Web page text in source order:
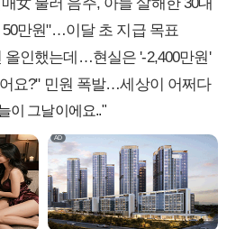
만원"…이달 초 지급 목표
올인했는데…현실은 '-2,400만원'
요?" 민원 폭발…세상이 어쩌다
이 그날이에요.."